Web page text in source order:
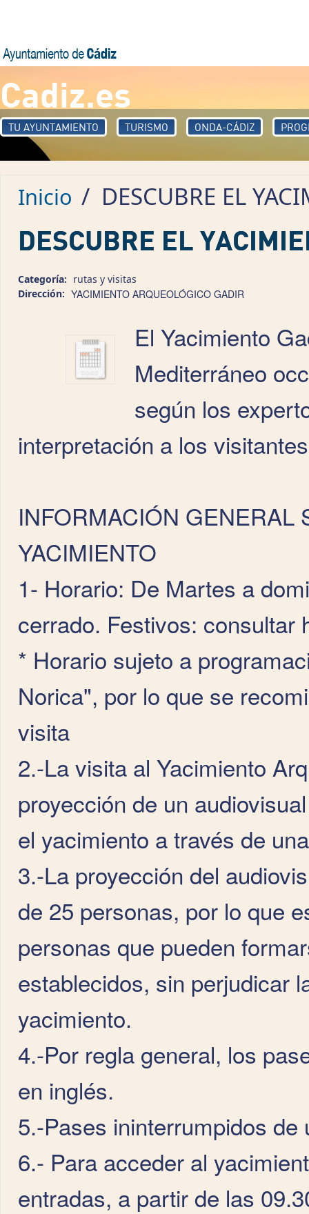
Cadiz.es
TU AYUNTAMIENTO TURISMO ONDA-CÁDIZ
Inicio / DESCUBRE EL
DESCUBRE EL
Categoría: rutas y visitas
Dirección: YACIMIENTO ARQUEOLÓGICO GADIR
El Yacimiento
Mediterráneo
según los
interpretación a los
INFORMACIÓN GENERAL
YACIMIENTO
1- Horario: De Martes a
cerrado. Festivos: consultar
* Horario sujeto a
Norica", por lo que se
visita
2.-La visita al Yacimiento
proyección de un
el yacimiento a través de
3.-La proyección del
de 25 personas, por lo que
personas que pueden
establecidos, sin perjudicar
yacimiento.
4.-Por regla general, los
en inglés.
5.-Pases ininterrumpidos de
6.- Para acceder al
entradas, a partir de las